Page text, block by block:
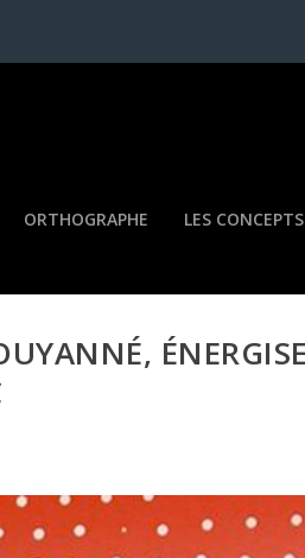
ORTHOGRAPHE LES CONCEPTS